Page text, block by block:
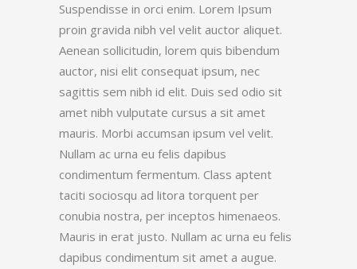
Suspendisse in orci enim. Lorem Ipsum
proin gravida nibh vel velit auctor aliquet.
Aenean sollicitudin, lorem quis bibendum
auctor, nisi elit consequat ipsum, nec
sagittis sem nibh id elit. Duis sed odio sit
amet nibh vulputate cursus a sit amet
mauris. Morbi accumsan ipsum vel velit.
Nullam ac urna eu felis dapibus
condimentum fermentum. Class aptent
taciti sociosqu ad litora torquent per
conubia nostra, per inceptos himenaeos.
Mauris in erat justo. Nullam ac urna eu felis
dapibus condimentum sit amet a augue.